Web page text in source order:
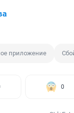
приложение
0